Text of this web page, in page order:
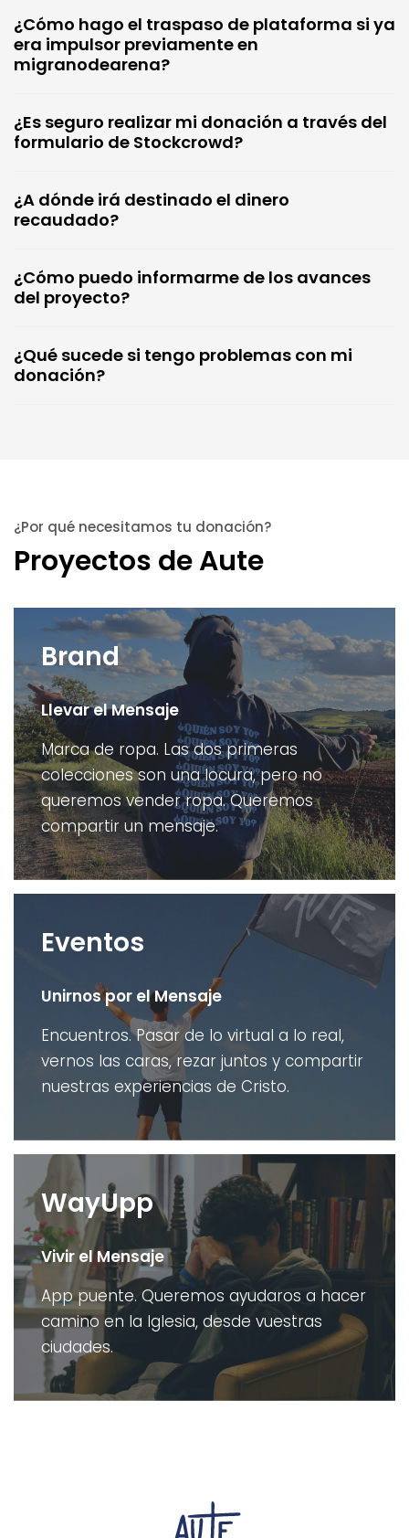
¿Cómo hago el traspaso de plataforma si ya
era impulsor previamente en
migranodearena?
¿Es seguro realizar mi donación a través del
formulario de Stockcrowd?
¿A dónde irá destinado el dinero
recaudado?
¿Cómo puedo informarme de los avances
del proyecto?
¿Qué sucede si tengo problemas con mi
donación?
¿Por qué necesitamos tu donación?
Proyectos de Aute
Brand
Llevar el Mensaje
Marca de ropa. Las dos primeras
colecciones son una locura, pero no
queremos vender ropa. Queremos
compartir un mensaje.
Eventos
Unirnos por el Mensaje
Encuentros. Pasar de lo virtual a lo real,
vernos las caras, rezar juntos y compartir
nuestras experiencias de Cristo.
WayUpp
Vivir el Mensaje
App puente. Queremos ayudaros a hacer
camino en la Iglesia, desde vuestras
ciudades.